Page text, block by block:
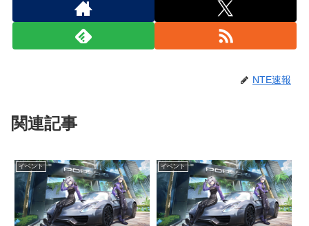
NTE速報
関連記事
イベント イベント